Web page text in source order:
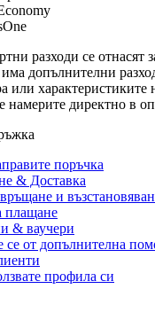
разходи се отнасят
допълнителни
или характеристиките
директно в
поръчка
& Доставка
и
плащане
& ваучери
се от допълнителна
профила си